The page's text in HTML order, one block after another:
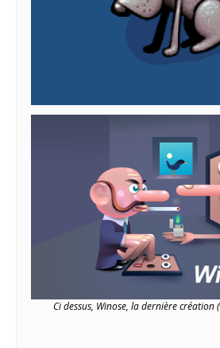
Ci dessus, Winose, la dernière création